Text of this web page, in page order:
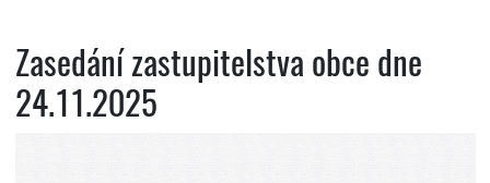
Zasedání zastupitelstva obce dne
24.11.2025